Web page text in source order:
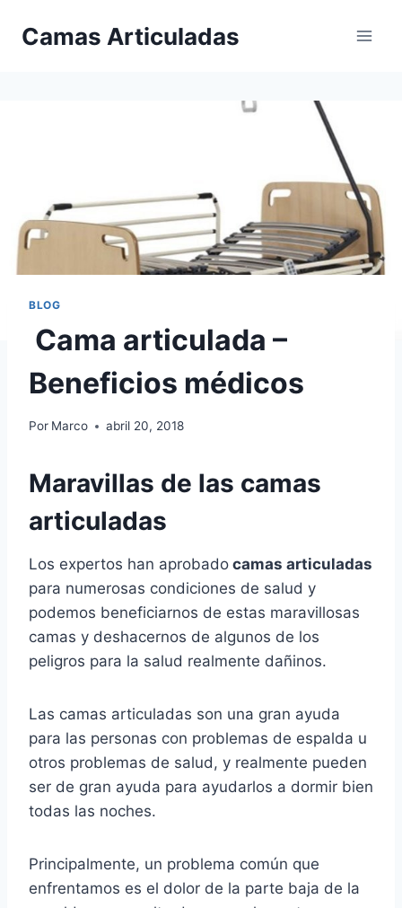
Camas Articuladas
BLOG
Cama articulada –
Beneficios médicos
Por Marco abril 20, 2018
Maravillas de las camas
articuladas
Los expertos han aprobado camas articuladas
para numerosas condiciones de salud y
podemos beneficiarnos de estas maravillosas
camas y deshacernos de algunos de los
peligros para la salud realmente dañinos.
Las camas articuladas son una gran ayuda
para las personas con problemas de espalda u
otros problemas de salud, y realmente pueden
ser de gran ayuda para ayudarlos a dormir bien
todas las noches.
Principalmente, un problema común que
enfrentamos es el dolor de la parte baja de la